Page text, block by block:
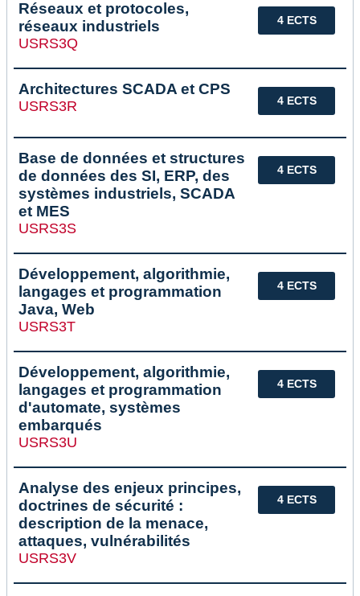
4 ECTS
Réseaux et protocoles,
réseaux industriels
USRS3Q
4 ECTS
Architectures SCADA et CPS
USRS3R
4 ECTS
Base de données et structures
de données des SI, ERP, des
systèmes industriels, SCADA
et MES
USRS3S
4 ECTS
Développement, algorithmie,
langages et programmation
Java, Web
USRS3T
4 ECTS
Développement, algorithmie,
langages et programmation
d'automate, systèmes
embarqués
USRS3U
4 ECTS
Analyse des enjeux principes,
doctrines de sécurité :
description de la menace,
attaques, vulnérabilités
USRS3V